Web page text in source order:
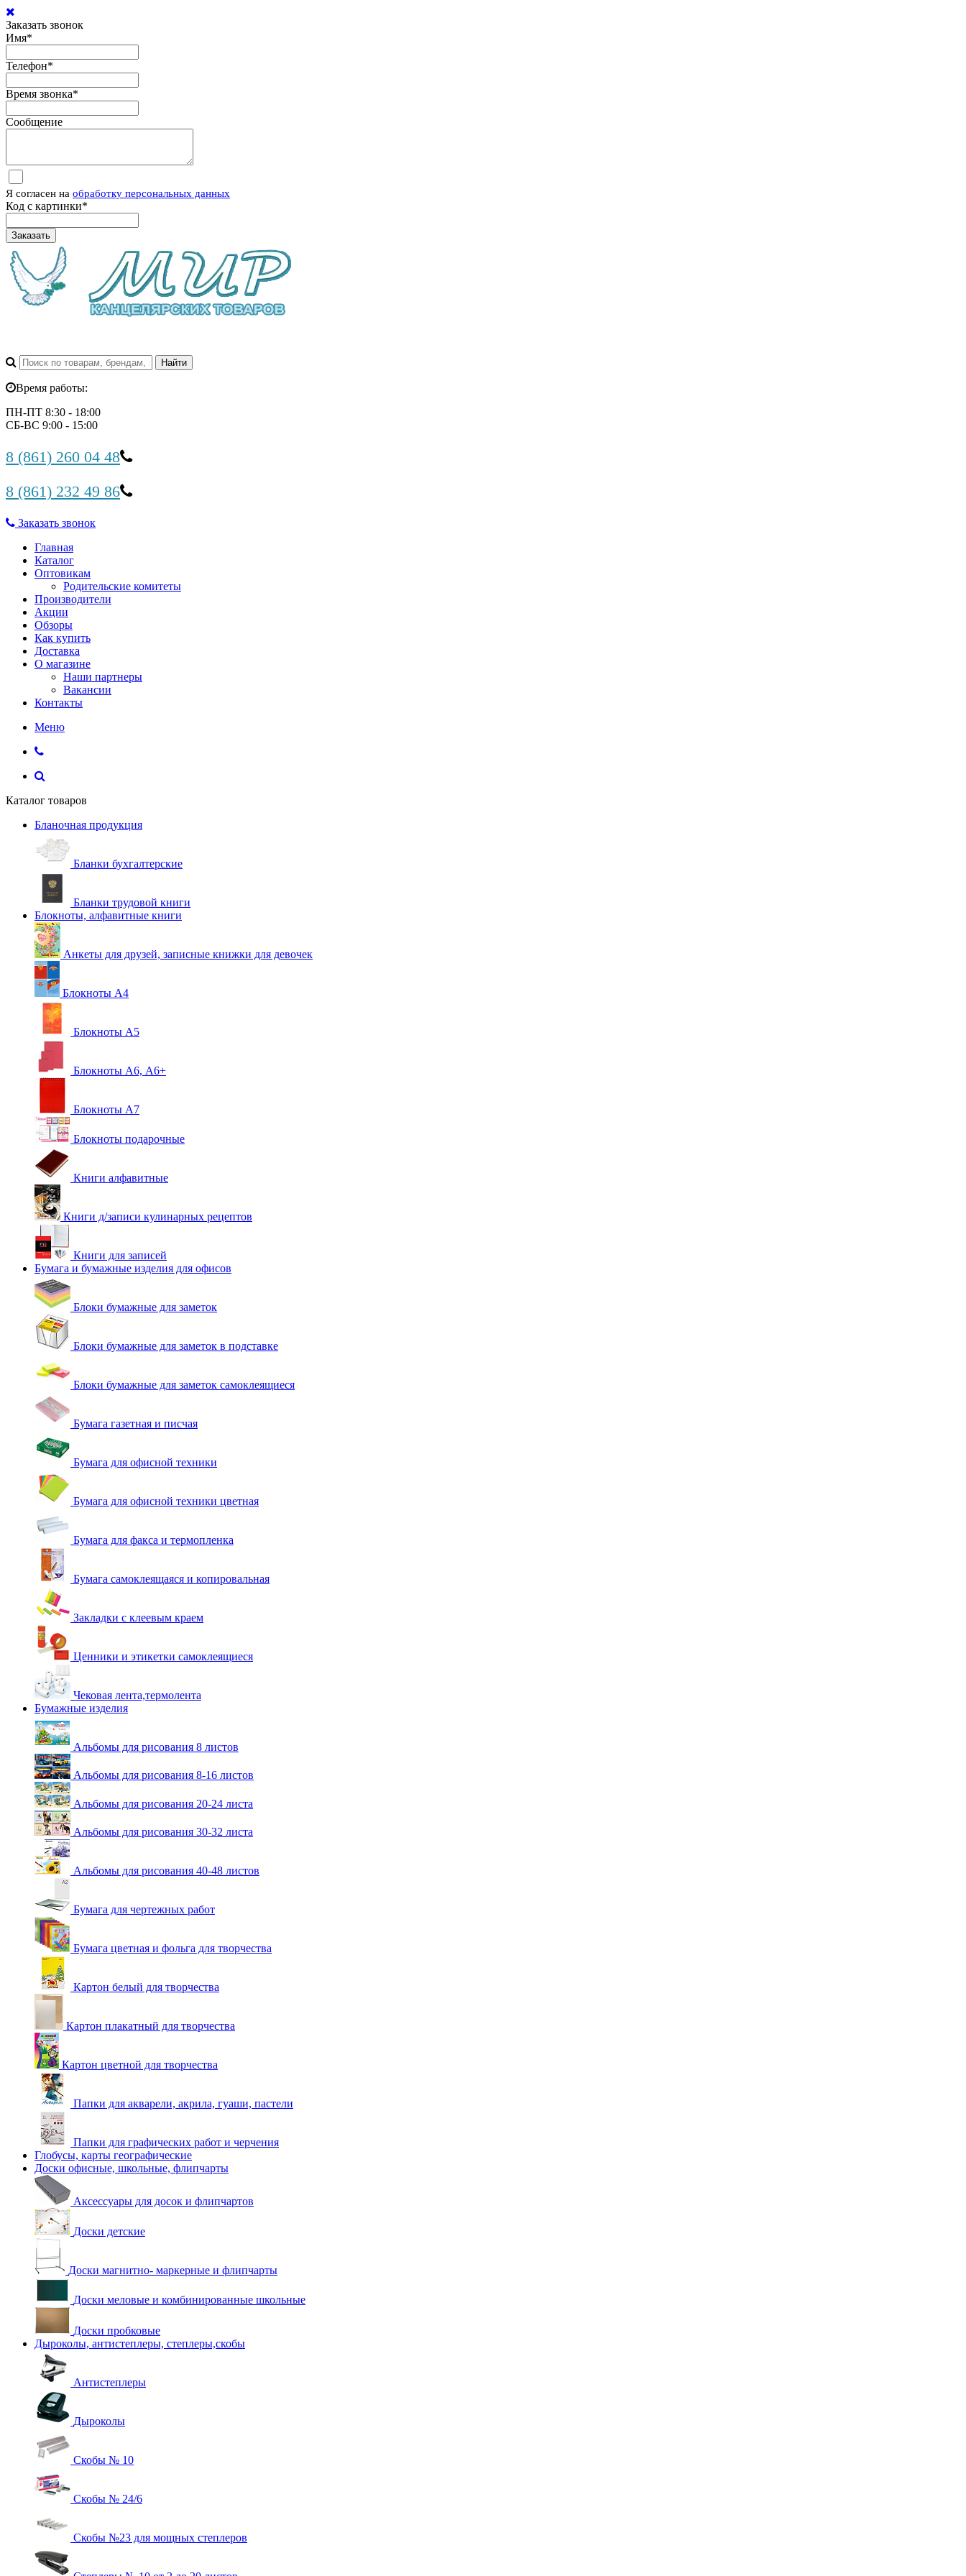
Заказать звонок
Имя*
Телефон*
Время звонка*
Сообщение
Я согласен на обработку персональных данных
Код с картинки*
Заказать
Время работы:
ПН-ПТ 8:30 - 18:00
СБ-ВС 9:00 - 15:00
8 (861) 260 04 48
8 (861) 232 49 86
Заказать звонок
Главная
Каталог
Оптовикам
Родительские комитеты
Производители
Акции
Обзоры
Как купить
Доставка
О магазине
Наши партнеры
Вакансии
Контакты
Меню
Каталог товаров
Бланочная продукция
Бланки бухгалтерские
Бланки трудовой книги
Блокноты, алфавитные книги
Анкеты для друзей, записные книжки для девочек
Блокноты А4
Блокноты А5
Блокноты А6, А6+
Блокноты А7
Блокноты подарочные
Книги алфавитные
Книги д/записи кулинарных рецептов
Книги для записей
Бумага и бумажные изделия для офисов
Блоки бумажные для заметок
Блоки бумажные для заметок в подставке
Блоки бумажные для заметок самоклеящиеся
Бумага газетная и писчая
Бумага для офисной техники
Бумага для офисной техники цветная
Бумага для факса и термопленка
Бумага самоклеящаяся и копировальная
Закладки с клеевым краем
Ценники и этикетки самоклеящиеся
Чековая лента,термолента
Бумажные изделия
Альбомы для рисования 8 листов
Альбомы для рисования 8-16 листов
Альбомы для рисования 20-24 листа
Альбомы для рисования 30-32 листа
Альбомы для рисования 40-48 листов
Бумага для чертежных работ
Бумага цветная и фольга для творчества
Картон белый для творчества
Картон плакатный для творчества
Картон цветной для творчества
Папки для акварели, акрила, гуаши, пастели
Папки для графических работ и черчения
Глобусы, карты географические
Доски офисные, школьные, флипчарты
Аксессуары для досок и флипчартов
Доски детские
Доски магнитно- маркерные и флипчарты
Доски меловые и комбинированные школьные
Доски пробковые
Дыроколы, антистеплеры, степлеры,скобы
Антистеплеры
Дыроколы
Скобы № 10
Скобы № 24/6
Скобы №23 для мощных степлеров